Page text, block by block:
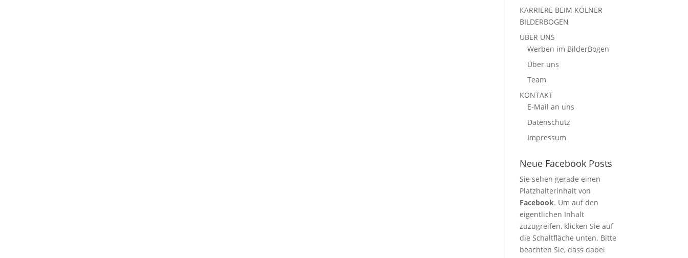
KARRIERE BEIM KÖLNER
BILDERBOGEN
ÜBER UNS
Werben im BilderBogen
Über uns
Team
KONTAKT
E-Mail an uns
Datenschutz
Impressum
Neue Facebook Posts
Sie sehen gerade einen
Platzhalterinhalt von
Facebook. Um auf den
eigentlichen Inhalt
zuzugreifen, klicken Sie auf
die Schaltfläche unten. Bitte
beachten Sie, dass dabei